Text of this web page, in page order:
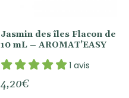
Jasmin des îles Flacon de
10 mL – AROMAT’EASY
1 avis
4,20€